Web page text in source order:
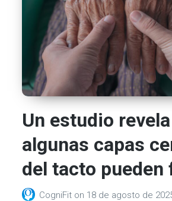
Un estudio
algunas capas
del tacto pueden
CogniFit on 18 de agosto de